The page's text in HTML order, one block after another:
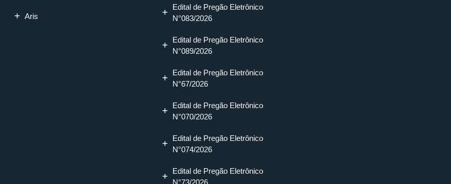
Aris
Edital de Pregão Eletrônico
N°083/2026
Edital de Pregão Eletrônico
N°089/2026
Edital de Pregão Eletrônico
N°67/2026
Edital de Pregão Eletrônico
N°070/2026
Edital de Pregão Eletrônico
N°074/2026
Edital de Pregão Eletrônico